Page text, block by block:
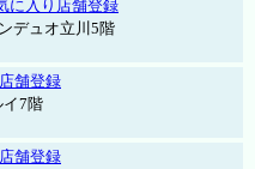
に入り店舗登録
デュオ立川5階
舗登録
7階
舗登録